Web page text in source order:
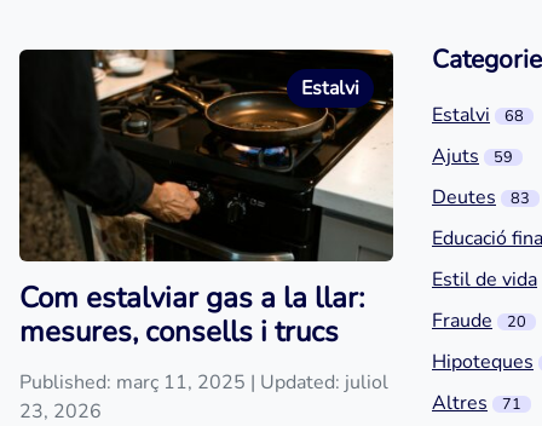
Estalvi
Com estalviar gas a la llar:
mesures, consells i trucs
Published: març 11, 2025 | Updated: juliol
23, 2026
Estalvi 68
Ajuts 59
Deutes 83
Educació
Estil de vida
Fraude
20
Hipoteques
Altres
71